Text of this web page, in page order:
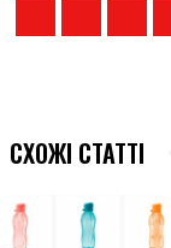
СХОЖІ СТАТТІ